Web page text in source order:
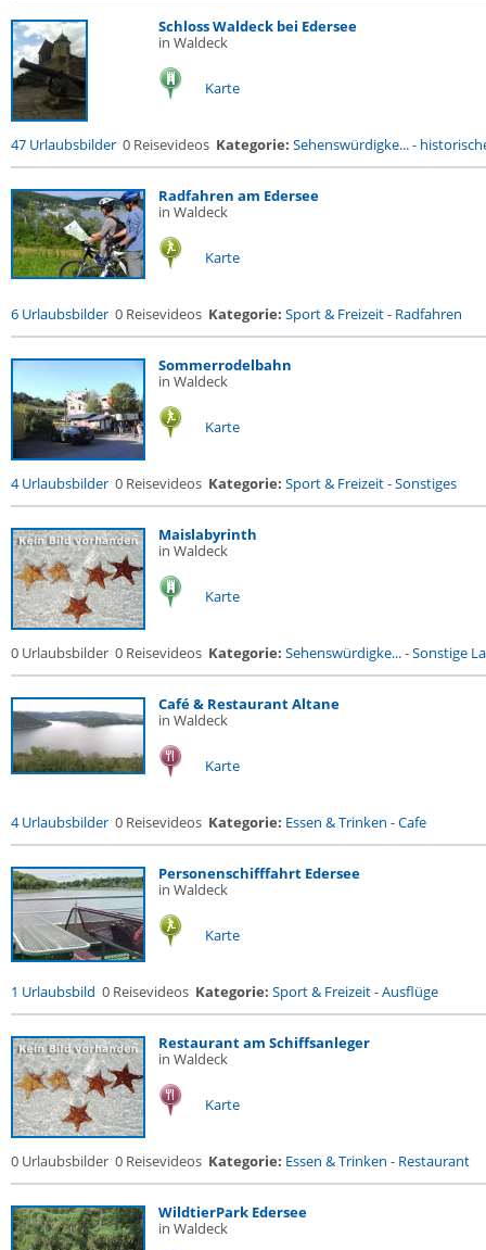
Schloss Waldeck bei Edersee
in Waldeck
Karte
47 Urlaubsbilder 0 Reisevideos Kategorie: Sehenswürdigke...-
Radfahren am Edersee
in Waldeck
Karte
6 Urlaubsbilder 0 Reisevideos Kategorie: Sport & Freizeit- Radfahren
Sommerrodelbahn
in Waldeck
Karte
4 Urlaubsbilder 0 Reisevideos Kategorie: Sport & Freizeit-Sonstiges
Maislabyrinth
in Waldeck
Karte
0 Urlaubsbilder 0 Reisevideos Kategorie: Sehenswürdigke...-Sonstige
Café & Restaurant Altane
in Waldeck
Karte
4 Urlaubsbilder 0 Reisevideos Kategorie: Essen & Trinken -Cafe
Personenschifffahrt Edersee
in Waldeck
Karte
1 Urlaubsbild 0 Reisevideos Kategorie: Sport & Freizeit-Ausflüge
Restaurant am Schiffsanleger
in Waldeck
Karte
0 Urlaubsbilder 0 Reisevideos Kategorie: Essen & Trinken - Restaurant
WildtierPark Edersee
in Waldeck